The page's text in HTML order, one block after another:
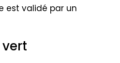
est validé par un